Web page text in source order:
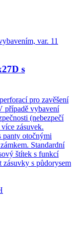
s
pro zavěšení
případě vybavení
(nebezpečí
zásuvek.
panty otočnými
Standardní
štítek s funkcí
s půdorysem